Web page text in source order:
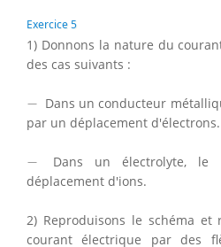
Exercice 5
1) Donnons la nature du
des cas suivants :
−
−
Dans un conducteur
par un déplacement d'électrons.
−
−
Dans un électrolyte,
déplacement d'ions.
2) Reproduisons le schéma et
courant électrique par des